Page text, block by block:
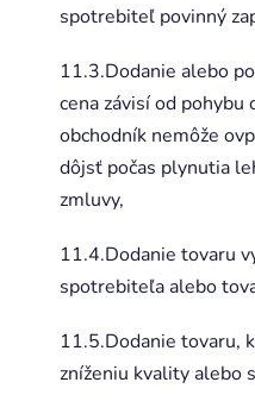
spotrebiteľ povinný
11.3.Dodanie alebo
cena závisí od
obchodník nemôže
dôjsť počas plynutia
zmluvy,
11.4.Dodanie tovaru
spotrebiteľa alebo
11.5.Dodanie tovaru,
zníženiu kvality alebo